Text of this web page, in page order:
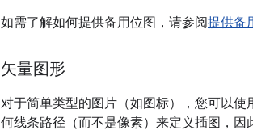
如需了解如何提供备用位图，请参阅提供备
矢量图形
对于简单类型的图片（如图标），您可以
何线条路径（而不是像素）来定义插图，因